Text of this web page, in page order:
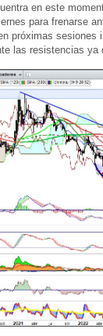
en este
para frenarse
próximas sesiones
las resistencias